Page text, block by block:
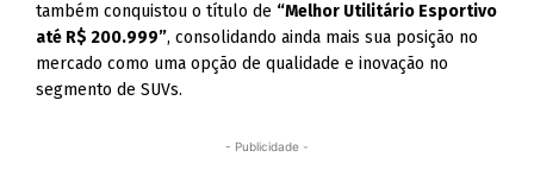
também conquistou o título de “Melhor Utilitário Esportivo
até R$ 200.999”, consolidando ainda mais sua posição no
mercado como uma opção de qualidade e inovação no
segmento de SUVs.
- Publicidade -